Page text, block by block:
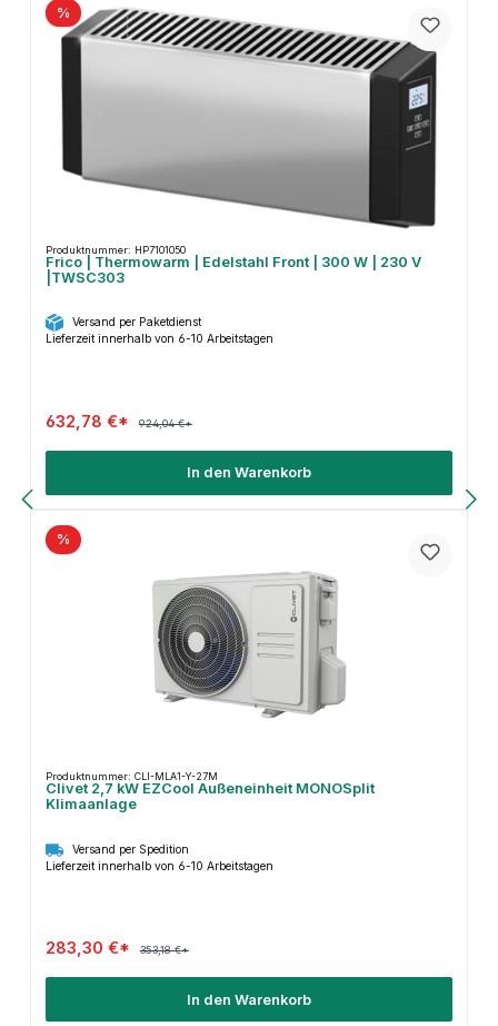
%
Produktnummer: HP7101050
Frico | Thermowarm | Edelstahl Front | 300 W | 230 V
|TWSC303
Versand per Paketdienst
Lieferzeit innerhalb von 6-10 Arbeitstagen
632,78 €* 924,04 €*
In den Warenkorb
%
Produktnummer: CLI-MLA1-Y-27M
Clivet 2,7 kW EZCool Außeneinheit MONOSplit
Klimaanlage
Versand per Spedition
Lieferzeit innerhalb von 6-10 Arbeitstagen
283,30 €* 353,18 €*
In den Warenkorb